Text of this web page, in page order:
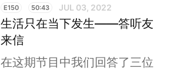
E150 50:43 JUL 03, 2022
生活只在当下发生——答听友
来信
在这期节目中我们回答了三位